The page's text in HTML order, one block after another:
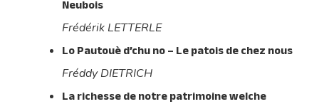
Neubois
Frédérik LETTERLE
Lo Pautouè d’chu no – Le patois de chez nous
Fréddy DIETRICH
La richesse de notre patrimoine welche